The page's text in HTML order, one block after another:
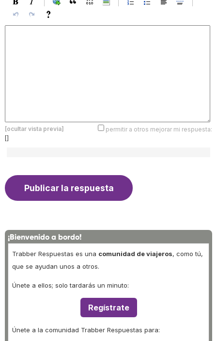
[ocultar vista previa]
permitir a otros mejorar mi respuesta:
[]
¡Bienvenido a bordo!
Trabber Respuestas es una comunidad de viajeros, como tú,
que se ayudan unos a otros.
Únete a ellos; solo tardarás un minuto:
Regístrate
Únete a la comunidad Trabber Respuestas para: